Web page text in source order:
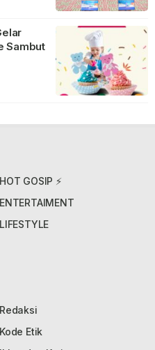
Sambut
HOT GOSIP ⚡
ENTERTAIMENT
LIFESTYLE
Redaksi
Kode Etik